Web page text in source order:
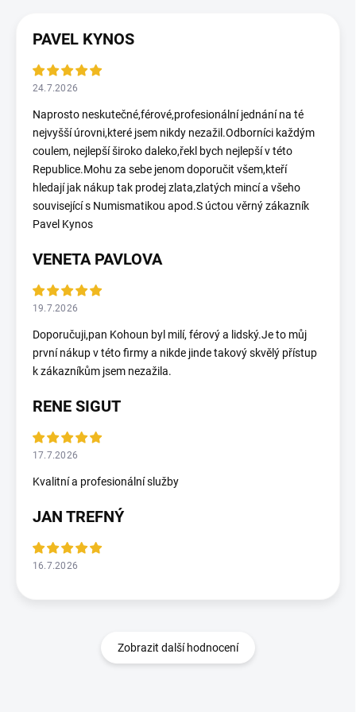
PAVEL KYNOS
24.7.2026
Naprosto neskutečné,férové,profesionální jednání na té
nejvyšší úrovni,které jsem nikdy nezažil.Odborníci každým
coulem, nejlepší široko daleko,řekl bych nejlepší v této
Republice.Mohu za sebe jenom doporučit všem,kteří
hledají jak nákup tak prodej zlata,zlatých mincí a všeho
související s Numismatikou apod.S úctou věrný zákazník
Pavel Kynos
VENETA PAVLOVA
19.7.2026
Doporučuji,pan Kohoun byl milí, férový a lidský.Je to můj
první nákup v této firmy a nikde jinde takový skvělý přístup
k zákazníkům jsem nezažila.
RENE SIGUT
17.7.2026
Kvalitní a profesionální služby
JAN TREFNÝ
16.7.2026
Zobrazit další hodnocení